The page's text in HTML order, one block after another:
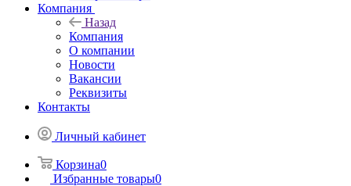
Компания
Назад
Компания
О компании
Новости
Вакансии
Реквизиты
Контакты
Личный кабинет
Корзина0
Избранные товары0